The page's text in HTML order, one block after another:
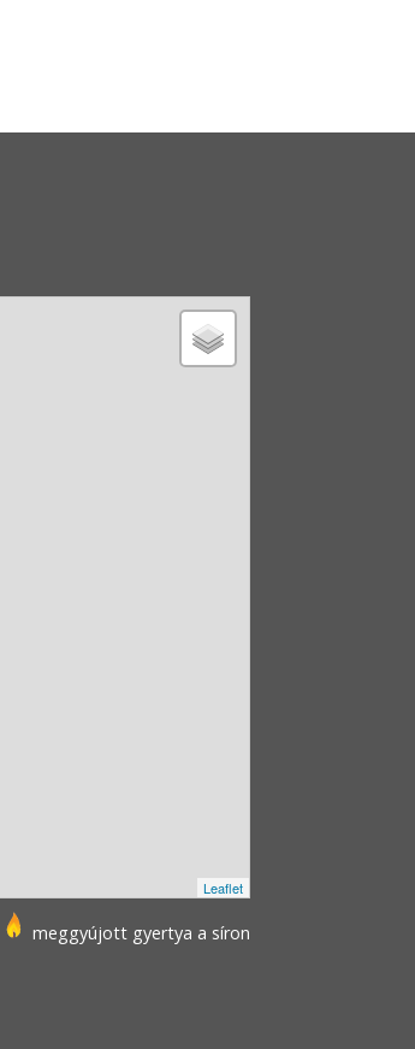
Leaflet
meggyújott gyertya a síron